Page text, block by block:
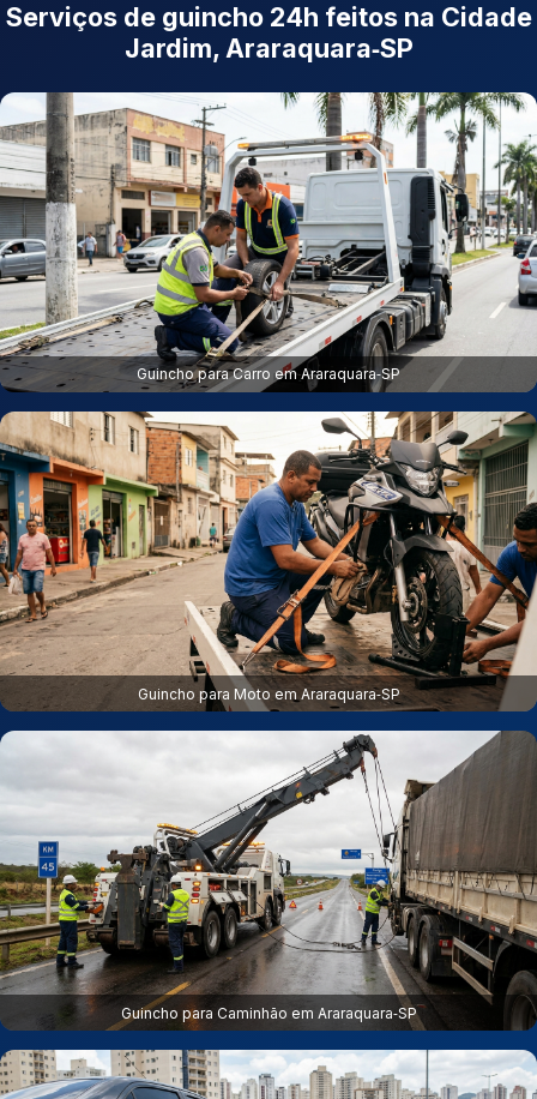
Serviços de guincho 24h feitos na Cidade
Jardim, Araraquara‑SP
Guincho para Carro em Araraquara‑SP
Guincho para Moto em Araraquara‑SP
Guincho para Caminhão em Araraquara‑SP